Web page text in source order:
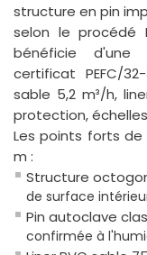
structure en pin
selon le procédé
bénéficie d'une
certificat PEFC/
sable 5,2 m³/h,
protection,
Les points forts de
m :
Structure
de surface
Pin autoclave
confirmée à